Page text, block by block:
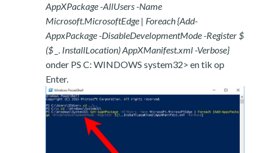
AppXPackage -AllUsers -Name
Microsoft.MicrosoftEdge | Foreach {Add-
AppxPackage -DisableDevelopmentMode -Register $
($ _. InstallLocation) AppXManifest.xml -Verbose}
onder PS C: WINDOWS system32> en tik op
Enter.